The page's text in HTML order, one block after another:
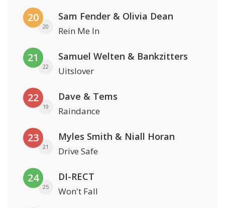
20
20
Sam Fender & Olivia Dean
Rein Me In
21
22
Samuel Welten & Bankzitters
Uitslover
22
19
Dave & Tems
Raindance
23
21
Myles Smith & Niall Horan
Drive Safe
24
25
DI-RECT
Won't Fall